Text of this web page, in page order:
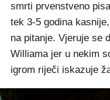
smrti prvenstveno
tek 3-5 godina
na pitanje. Vjeruje se
Williama jer u nekim
igrom riječi iskazuje